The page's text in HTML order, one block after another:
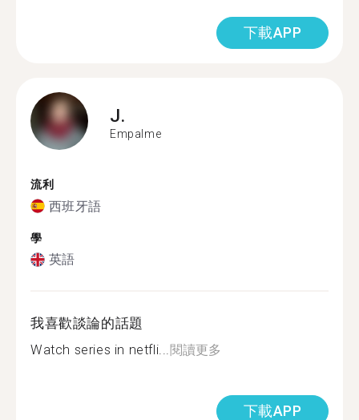
下載APP
J.
Empalme
流利
西班牙語
學
英語
我喜歡談論的話題
Watch series in netfli...閱讀更多
下載APP